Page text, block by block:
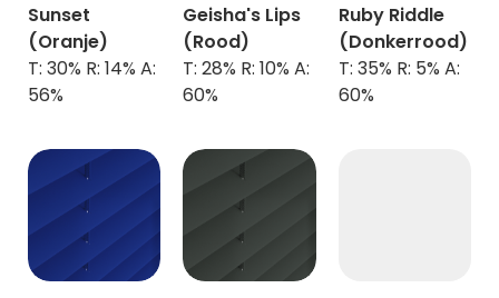
Sunset
(Oranje)
T: 30% R: 14% A:
56%
Geisha's Lips
(Rood)
T: 28% R: 10% A:
60%
Ruby Riddle
(Donkerrood)
T: 35% R: 5% A:
60%